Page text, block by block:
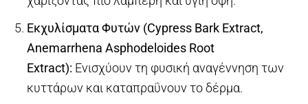
Εκχυλίσματα Φυτών (Cypress Bark Extract,
Anemarrhena Asphodeloides Root
Extract): Ενισχύουν τη φυσική αναγέννηση των
κυττάρων και καταπραΰνουν το δέρμα.